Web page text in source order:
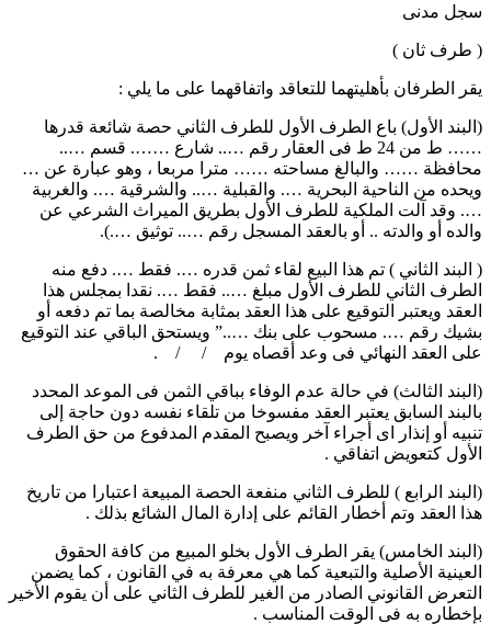
سجل مدنى
( طرف ثان )
يقر الطرفان بأهليتهما للتعاقد واتفاقهما على ما يلي :
(البند الأول) باع الطرف الأول للطرف الثاني حصة شائعة قدرها
…… ط من 24 ط فى العقار رقم ….. شارع ……. قسم …..
محافظة …… والبالغ مساحته …… مترا مربعا ، وهو عبارة عن …
ويحده من الناحية البحرية …. والقبلية ….. والشرقية …. والغربية
…. وقد آلت الملكية للطرف الأول بطريق الميراث الشرعي عن
والده أو والدته .. أو بالعقد المسجل رقم ….. توثيق ….).
( البند الثاني ) تم هذا البيع لقاء ثمن قدره …. فقط …. دفع منه
الطرف الثاني للطرف الأول مبلغ ….. فقط …. نقدا بمجلس هذا
العقد ويعتبر التوقيع على هذا العقد بمثابة مخالصة بما تم دفعه أو
بشيك رقم …. مسحوب على بنك …..” ويستحق الباقي عند التوقيع
على العقد النهائي فى وعد أقصاه يوم / / .
(البند الثالث) في حالة عدم الوفاء بباقي الثمن فى الموعد المحدد
بالبند السابق يعتبر العقد مفسوخا من تلقاء نفسه دون حاجة إلى
تنبيه أو إنذار اى أجراء آخر ويصبح المقدم المدفوع من حق الطرف
الأول كتعويض اتفاقي .
(البند الرابع ) للطرف الثاني منفعة الحصة المبيعة اعتبارا من تاريخ
هذا العقد وتم أخطار القائم على إدارة المال الشائع بذلك .
(البند الخامس) يقر الطرف الأول بخلو المبيع من كافة الحقوق
العينية الأصلية والتبعية كما هي معرفة به في القانون ، كما يضمن
التعرض القانوني الصادر من الغير للطرف الثاني على أن يقوم الأخير
بإخطاره به فى الوقت المناسب .